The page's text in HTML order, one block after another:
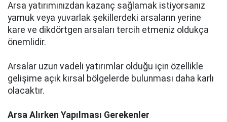
Arsa yatırımınızdan kazanç sağlamak istiyorsanız
yamuk veya yuvarlak şekillerdeki arsaların yerine
kare ve dikdörtgen arsaları tercih etmeniz oldukça
önemlidir.
Arsalar uzun vadeli yatırımlar olduğu için özellikle
gelişime açık kırsal bölgelerde bulunması daha karlı
olacaktır.
Arsa Alırken Yapılması Gerekenler